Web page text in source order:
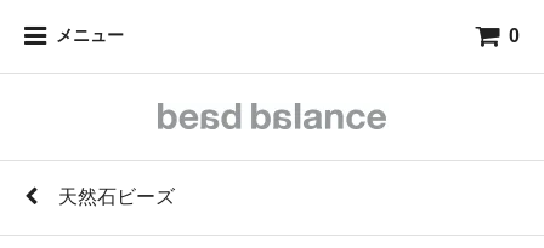
メニュー 0
天然石ビーズ